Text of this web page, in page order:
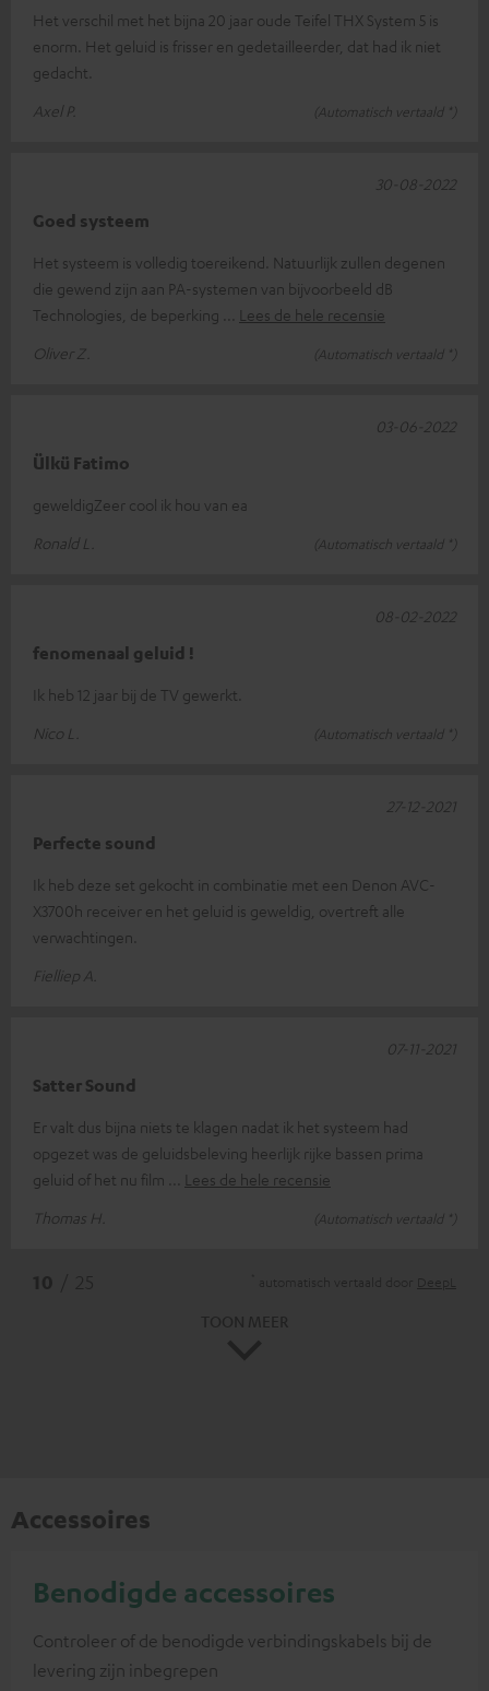
Het verschil met het bijna 20 jaar oude Teifel THX System 5 is
enorm. Het geluid is frisser en gedetailleerder, dat had ik niet
gedacht.
Axel P.
(Automatisch vertaald *)
Goed systeem
Het systeem is volledig toereikend. Natuurlijk zullen degenen
die gewend zijn aan PA-systemen van bijvoorbeeld dB
Technologies, de beperking
Lees de hele recensie
Oliver Z.
(Automatisch vertaald *)
30-08-2022
Ülkü Fatimo
geweldigZeer cool ik hou van ea
Ronald L.
(Automatisch vertaald *)
03-06-2022
fenomenaal geluid !
Ik heb 12 jaar bij de TV gewerkt.
Nico L.
(Automatisch vertaald *)
08-02-2022
Perfecte sound
Ik heb deze set gekocht in combinatie met een Denon AVC-
X3700h receiver en het geluid is geweldig, overtreft alle
verwachtingen.
Fielliep A.
27-12-2021
Satter Sound
Er valt dus bijna niets te klagen nadat ik het systeem had
opgezet was de geluidsbeleving heerlijk rijke bassen prima
geluid of het nu film
Lees de hele recensie
Thomas H.
(Automatisch vertaald *)
07-11-2021
Accessoires
Benodigde accessoires
Controleer of de benodigde verbindingskabels bij de
levering zijn inbegrepen